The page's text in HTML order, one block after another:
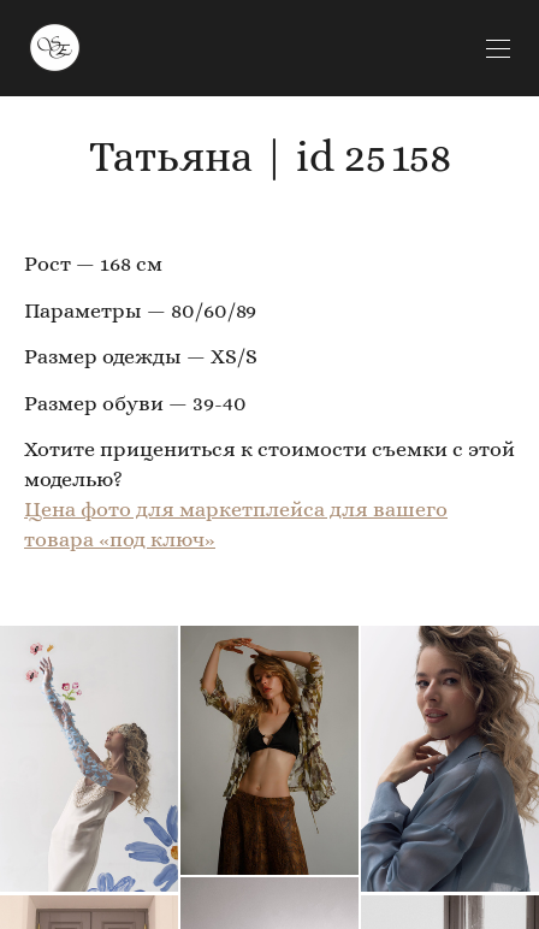
Татьяна | id 25 158
Рост — 168 см
Параметры — 80/60/89
Размер одежды — XS/S
Размер обуви — 39-40
Хотите прицениться к стоимости съемки с этой
моделью?
Цена фото для маркетплейса для вашего
товара «под ключ»